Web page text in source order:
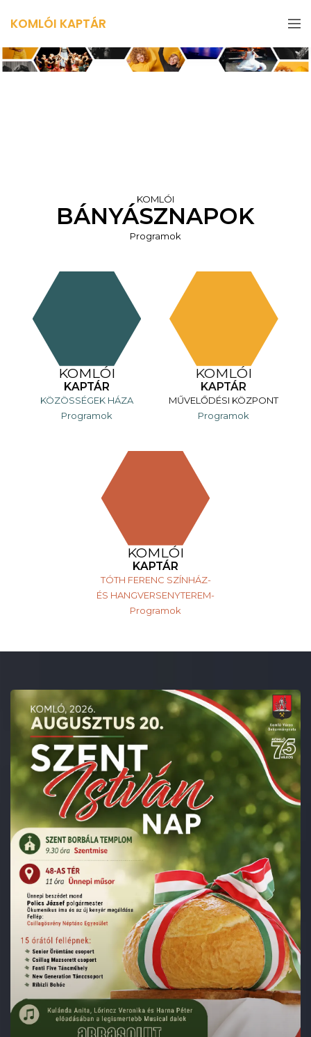
KOMLÓI KAPTÁR
KOMLÓI
BÁNYÁSZNAPOK
Programok
KOMLÓI
KAPTÁR
KÖZÖSSÉGEK HÁZA
Programok
KOMLÓI
KAPTÁR
MŰVELŐDÉSI KÖZPONT
Programok
KOMLÓI
KAPTÁR
TÓTH FERENC SZÍNHÁZ-
ÉS HANGVERSENYTEREM-
Programok